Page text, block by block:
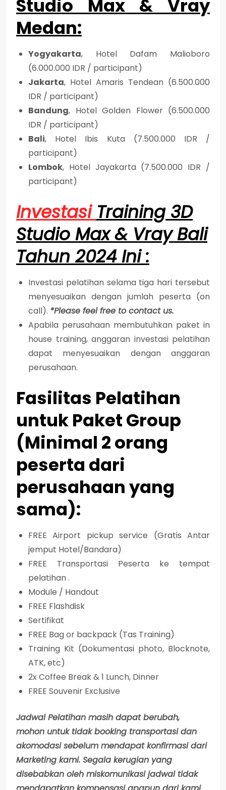
Studio Max & Vray
Medan:
Yogyakarta, Hotel Dafam Malioboro
(6.000.000 IDR / participant)
Jakarta, Hotel Amaris Tendean (6.500.000
IDR / participant)
Bandung, Hotel Golden Flower (6.500.000
IDR / participant)
Bali, Hotel Ibis Kuta (7.500.000 IDR /
participant)
Lombok, Hotel Jayakarta (7.500.000 IDR /
participant)
Investasi Training 3D
Studio Max & Vray Bali
Tahun 2024 Ini :
Investasi pelatihan selama tiga hari tersebut
menyesuaikan dengan jumlah peserta (on
call). *Please feel free to contact us.
Apabila perusahaan membutuhkan paket in
house training, anggaran investasi pelatihan
dapat menyesuaikan dengan anggaran
perusahaan.
Fasilitas Pelatihan
untuk Paket Group
(Minimal 2 orang
peserta dari
perusahaan yang
sama):
FREE Airport pickup service (Gratis Antar
jemput Hotel/Bandara)
FREE Transportasi Peserta ke tempat
pelatihan .
Module / Handout
FREE Flashdisk
Sertifikat
FREE Bag or backpack (Tas Training)
Training Kit (Dokumentasi photo, Blocknote,
ATK, etc)
2x Coffee Break & 1 Lunch, Dinner
FREE Souvenir Exclusive
Jadwal Pelatihan masih dapat berubah,
mohon untuk tidak booking transportasi dan
akomodasi sebelum mendapat konfirmasi dari
Marketing kami. Segala kerugian yang
disebabkan oleh miskomunikasi jadwal tidak